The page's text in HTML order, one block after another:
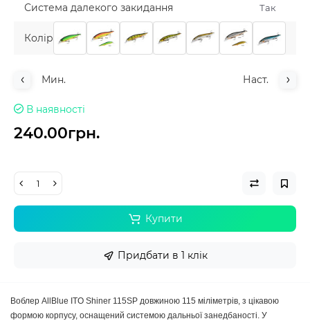
Система далекого закидання Так
Колiр
Мин. Наст.
В наявності
240.00грн.
Купити
Придбати в 1 клік
Воблер AllBlue ITO Shiner 115SP довжиною 115 міліметрів, з цікавою
формою корпусу, оснащений системою дальньої занедбаності. У